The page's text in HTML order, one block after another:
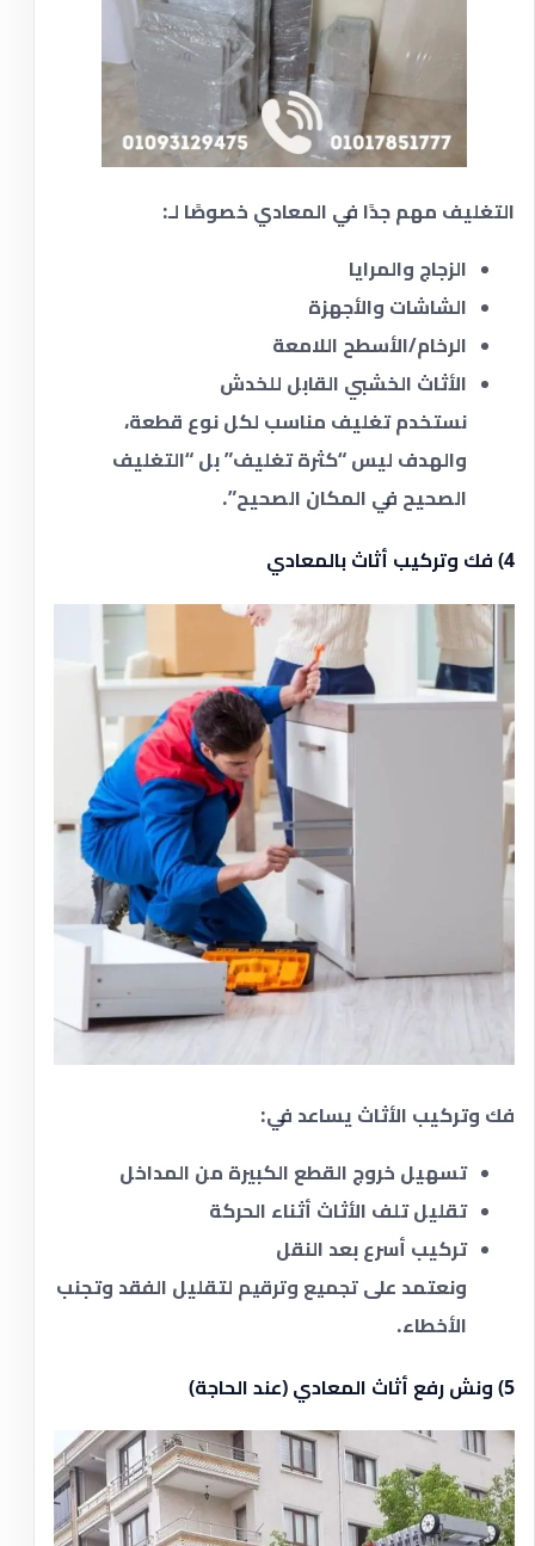
التغليف مهم جدًا في المعادي خصوصًا لـ:
الزجاج والمرايا
الشاشات والأجهزة
الرخام/الأسطح اللامعة
الأثاث الخشبي القابل للخدش
نستخدم تغليف مناسب لكل نوع قطعة،
والهدف ليس “كثرة تغليف” بل “التغليف
الصحيح في المكان الصحيح”.
4) فك وتركيب أثاث بالمعادي
فك وتركيب الأثاث يساعد في:
تسهيل خروج القطع الكبيرة من المداخل
تقليل تلف الأثاث أثناء الحركة
تركيب أسرع بعد النقل
ونعتمد على تجميع وترقيم لتقليل الفقد وتجنب
الأخطاء.
5) ونش رفع أثاث المعادي (عند الحاجة)